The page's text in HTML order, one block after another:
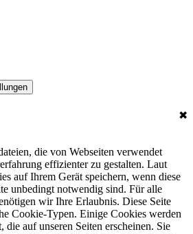
✖
die von Webseiten verwendet
effizienter zu gestalten. Laut
auf Ihrem Gerät speichern, wenn diese
unbedingt notwendig sind. Für alle
wir Ihre Erlaubnis. Diese Seite
Cookie-Typen. Einige Cookies werden
auf unseren Seiten erscheinen. Sie